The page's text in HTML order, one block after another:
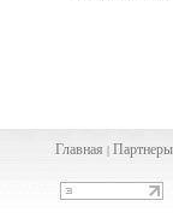
Главная |Партнеры